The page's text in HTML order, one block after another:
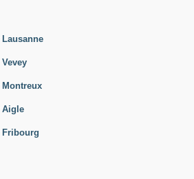
Lausanne
Vevey
Montreux
Aigle
Fribourg